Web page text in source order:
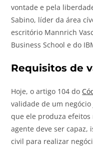
vontade e pela
Sabino, líder da área
escritório Mannrich
Business School e do
Requisitos de
Hoje, o artigo 104 do
validade de um
que ele produza
agente deve ser capaz,
civil para realizar